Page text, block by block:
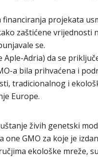
projekata
zaštićene vrijednosti
se.
Adria) da se
a bila prihvaćena i
tradicionalnog i
Europe.
živih genetski
GMO za koje je
ekološke mreže,